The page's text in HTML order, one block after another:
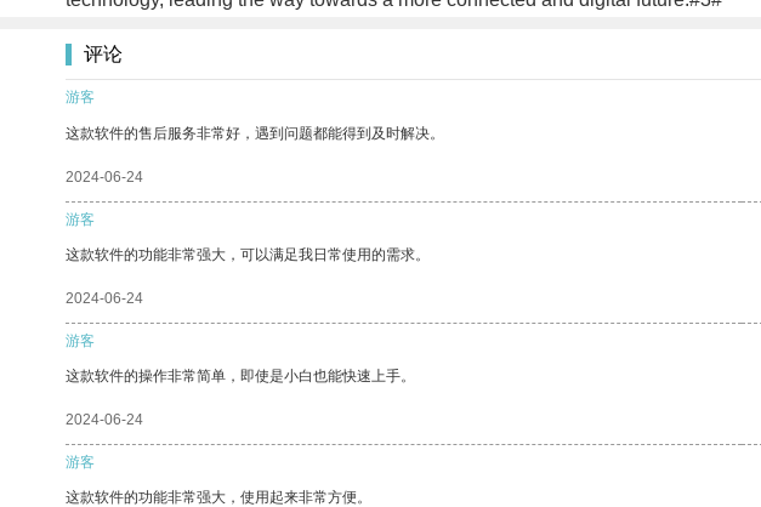
评论
游客
这款软件的售后服务非常好，遇到问题都能得到及时解决。
2024-06-24
游客
这款软件的功能非常强大，可以满足我日常使用的需求。
2024-06-24
游客
这款软件的操作非常简单，即使是小白也能快速上手。
2024-06-24
游客
这款软件的功能非常强大，使用起来非常方便。